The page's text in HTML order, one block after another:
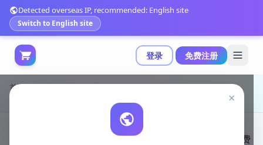
登录 免费注册
Detected overseas IP, recommended: English site
Switch to English site
×
首页 游戏开发 unity资源
Unity 3D-Models